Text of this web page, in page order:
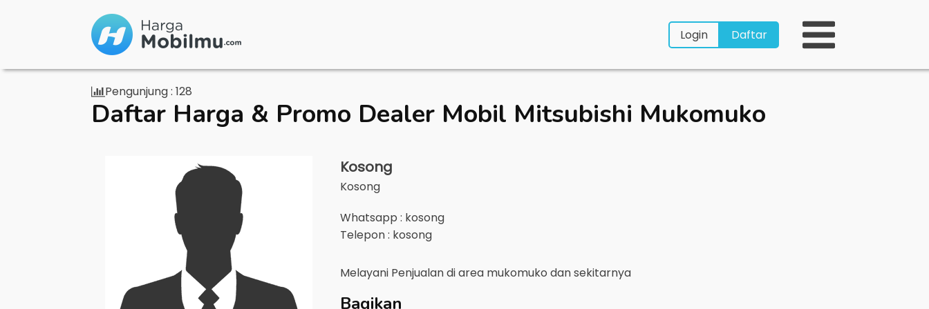
Login Daftar
Pengunjung : 128
Daftar Harga & Promo Dealer Mobil Mitsubishi Mukomuko
Kosong
Kosong
Whatsapp : kosong
Telepon : kosong
Melayani Penjualan di area mukomuko dan sekitarnya
Bagikan